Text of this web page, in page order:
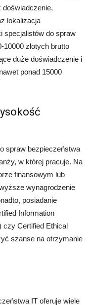
doświadczenie,
lokalizacja
specjalistów do spraw
10000 złotych brutto
duże doświadczenie i
ponad 15000
spraw bezpieczeństwa
w której pracuje. Na
finansowym lub
wynagrodzenie
posiadanie
Information
czy Certified Ethical
szanse na otrzymanie
IT oferuje wiele